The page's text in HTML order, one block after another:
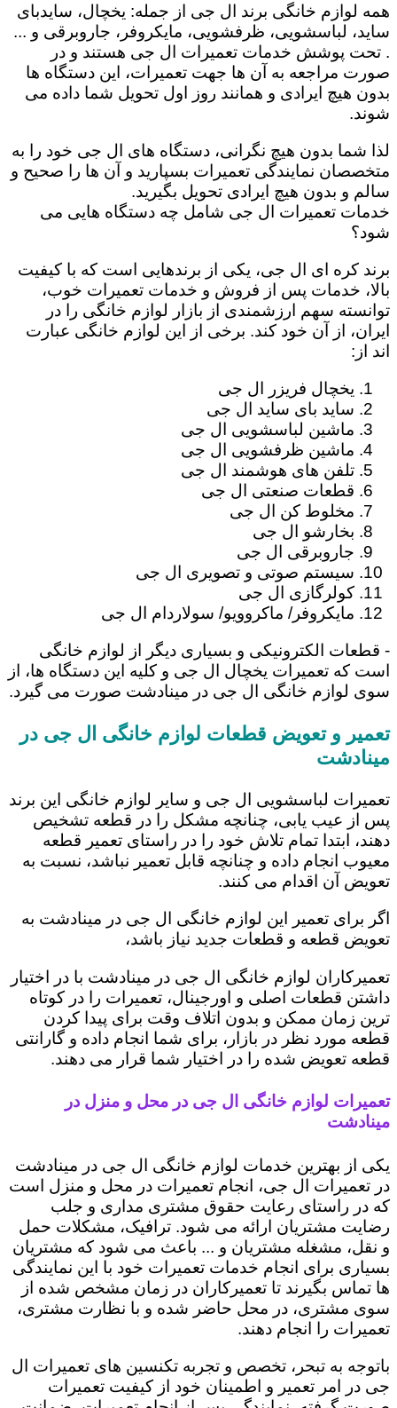
همه لوازم خانگی برند ال جی از جمله: یخچال، سایدبای
ساید، لباسشویی، ظرفشویی، مایکروفر، جاروبرقی و ...
. تحت پوشش خدمات تعمیرات ال جی هستند و در
صورت مراجعه به آن ها جهت تعمیرات، این دستگاه ها
بدون هیچ ایرادی و همانند روز اول تحویل شما داده می
شوند.
لذا شما بدون هیچ نگرانی، دستگاه های ال جی خود را به
متخصصان نمایندگی تعمیرات بسپارید و آن ها را صحیح و
سالم و بدون هیچ ایرادی تحویل بگیرید.
خدمات تعمیرات ال جی شامل چه دستگاه هایی می
شود؟
برند کره ای ال جی، یکی از برندهایی است که با کیفیت
بالا، خدمات پس از فروش و خدمات تعمیرات خوب،
توانسته سهم ارزشمندی از بازار لوازم خانگی را در
ایران، از آن خود کند. برخی از این لوازم خانگی عبارت
اند از:
یخچال فریزر ال جی
ساید بای ساید ال جی
ماشین لباسشویی ال جی
ماشین ظرفشویی ال جی
تلفن های هوشمند ال جی
قطعات صنعتی ال جی
مخلوط کن ال جی
بخارشو ال جی
جاروبرقی ال جی
سیستم صوتی و تصویری ال جی
کولرگازی ال جی
مایکروفر/ ماکروویو/ سولاردام ال جی
- قطعات الکترونیکی و بسیاری دیگر از لوازم خانگی
است که تعمیرات یخچال ال جی و کلیه این دستگاه ها، از
سوی لوازم خانگی ال جی در مینادشت صورت می گیرد.
تعمیر و تعویض قطعات لوازم خانگی ال جی در
مینادشت
تعمیرات لباسشویی ال جی و سایر لوازم خانگی این برند
پس از عیب یابی، چنانچه مشکل را در قطعه تشخیص
دهند، ابتدا تمام تلاش خود را در راستای تعمیر قطعه
معیوب انجام داده و چنانچه قابل تعمیر نباشد، نسبت به
تعویض آن اقدام می کنند.
اگر برای تعمیر این لوازم خانگی ال جی در مینادشت به
تعویض قطعه و قطعات جدید نیاز باشد،
تعمیرکاران لوازم خانگی ال جی در مینادشت با در اختیار
داشتن قطعات اصلی و اورجینال، تعمیرات را در کوتاه
ترین زمان ممکن و بدون اتلاف وقت برای پیدا کردن
قطعه مورد نظر در بازار، برای شما انجام داده و گارانتی
قطعه تعویض شده را در اختیار شما قرار می دهند.
تعمیرات لوازم خانگی ال جی در محل و منزل در
مینادشت
یکی از بهترین خدمات لوازم خانگی ال جی در مینادشت
در تعمیرات ال جی، انجام تعمیرات در محل و منزل است
که در راستای رعایت حقوق مشتری مداری و جلب
رضایت مشتریان ارائه می شود. ترافیک، مشکلات حمل
و نقل، مشغله مشتریان و ... باعث می شود که مشتریان
بسیاری برای انجام خدمات تعمیرات خود با این نمایندگی
ها تماس بگیرند تا تعمیرکاران در زمان مشخص شده از
سوی مشتری، در محل حاضر شده و با نظارت مشتری،
تعمیرات را انجام دهند.
باتوجه به تبحر، تخصص و تجربه تکنسین های تعمیرات ال
جی در امر تعمیر و اطمینان خود از کیفیت تعمیرات